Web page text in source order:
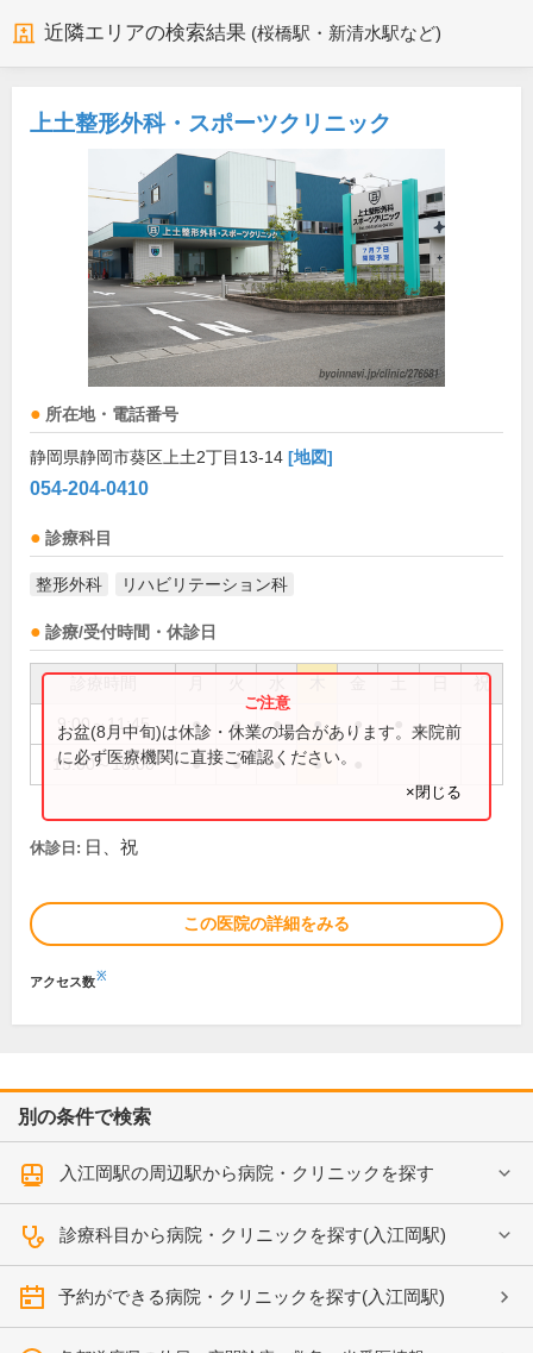
近隣エリアの検索結果 (桜橋駅・新清水駅など)
上土整形外科・スポーツクリニック
所在地・電話番号
静岡県静岡市葵区上土2丁目13-14 [地図]
054-204-0410
診療科目
整形外科 リハビリテーション科
診療/受付時間・休診日
祝
9:00～11:45 ● ● ● ● ●
15:00～18:00 ● ● ● ●
お盆(8月中旬)は休診・休業の場合があります。来院前
に必ず医療機関に直接ご確認ください。
×閉じる
休診日: 日、祝
この医院の詳細をみる
アクセス数※
別の条件で検索
入江岡駅の周辺駅から病院・クリニックを探す
診療科目から病院・クリニックを探す(入江岡駅)
予約ができる病院・クリニックを探す(入江岡駅)